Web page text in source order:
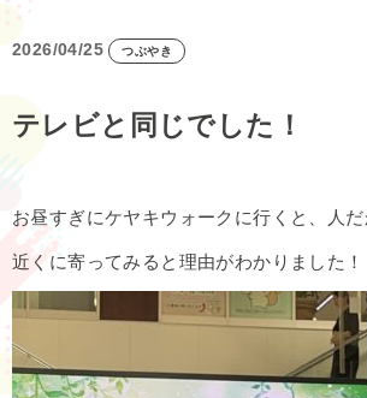
2026/04/25 つぶやき
テレビと同じでした！
お昼すぎにケヤキウォークに行くと、人だ
近くに寄ってみると理由がわかりました！